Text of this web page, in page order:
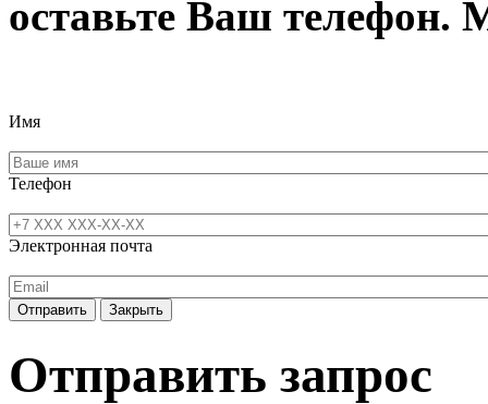
оставьте Ваш
Имя
Телефон
Электронная почта
Отправить Закрыть
Отправить запрос